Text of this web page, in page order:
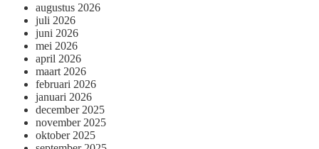
augustus 2026
juli 2026
juni 2026
mei 2026
april 2026
maart 2026
februari 2026
januari 2026
december 2025
november 2025
oktober 2025